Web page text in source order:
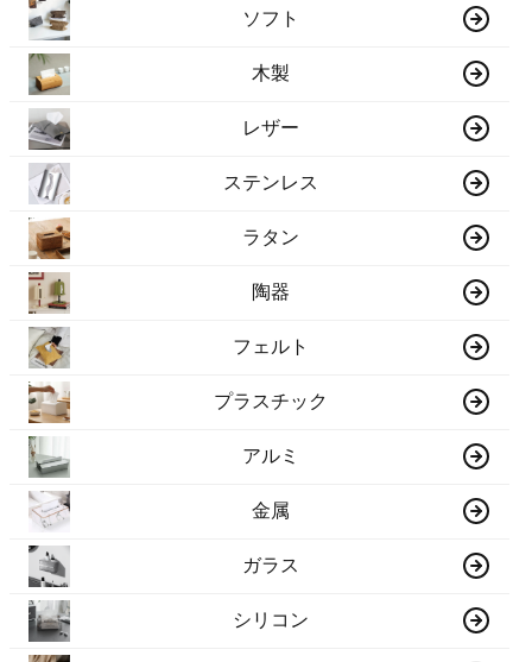
ソフト
木製
レザー
ステンレス
ラタン
陶器
フェルト
プラスチック
アルミ
金属
ガラス
シリコン